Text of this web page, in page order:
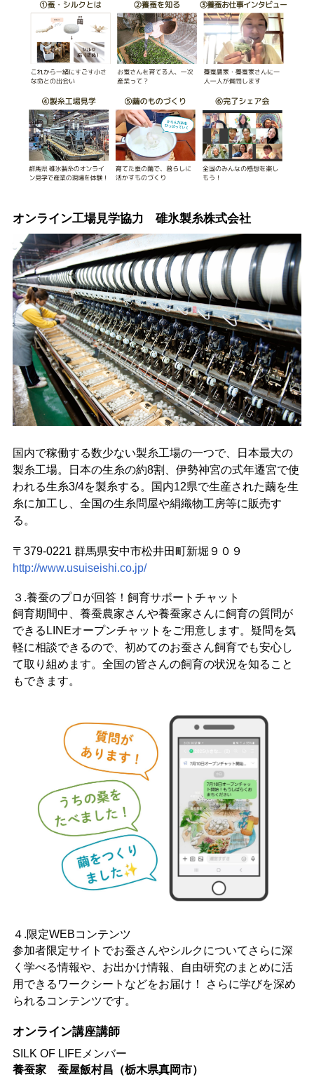
オンライン工場見学協力 碓氷製糸株式会社
国内で稼働する数少ない製糸工場の一つで、日本最大の
製糸工場。日本の生糸の約8割、伊勢神宮の式年遷宮で使
われる生糸3/4を製糸する。国内12県で生産された繭を生
糸に加工し、全国の生糸問屋や絹織物工房等に販売す
る。
〒379-0221 群馬県安中市松井田町新堀９０９
http://www.usuiseishi.co.jp/
３.養蚕のプロが回答！飼育サポートチャット
飼育期間中、養蚕農家さんや養蚕家さんに飼育の質問が
できるLINEオープンチャットをご用意します。疑問を気
軽に相談できるので、初めてのお蚕さん飼育でも安心し
て取り組めます。全国の皆さんの飼育の状況を知ること
もできます。
４.限定WEBコンテンツ
参加者限定サイトでお蚕さんやシルクについてさらに深
く学べる情報や、お出かけ情報、自由研究のまとめに活
用できるワークシートなどをお届け！ さらに学びを深め
られるコンテンツです。
オンライン講座講師
SILK OF LIFEメンバー
養蚕家 蚕屋飯村昌（栃木県真岡市）